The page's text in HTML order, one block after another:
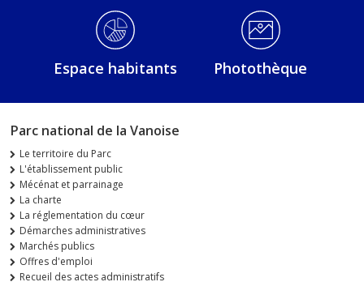
Espace habitants Photothèque
Parc national de la Vanoise
Le territoire du Parc
L'établissement public
Mécénat et parrainage
La charte
La réglementation du cœur
Démarches administratives
Marchés publics
Offres d'emploi
Recueil des actes administratifs